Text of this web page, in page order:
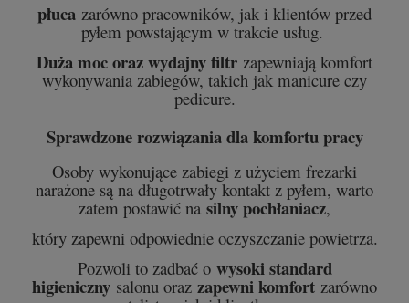
płuca zarówno pracowników, jak i klientów przed
pyłem powstającym w trakcie usług.
Duża moc oraz wydajny filtr zapewniają komfort
wykonywania zabiegów, takich jak manicure czy
pedicure.
Sprawdzone rozwiązania dla komfortu pracy
Osoby wykonujące zabiegi z użyciem frezarki
narażone są na długotrwały kontakt z pyłem, warto
zatem postawić na silny pochłaniacz,
który zapewni odpowiednie oczyszczanie powietrza.
Pozwoli to zadbać o wysoki standard
higieniczny salonu oraz zapewni komfort zarówno